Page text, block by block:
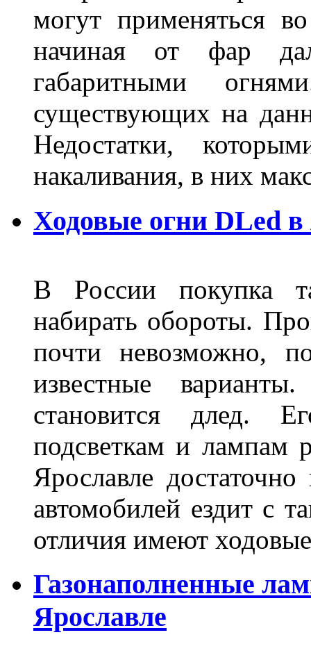
могут применяться
начиная от фар
габаритными
существующих на
Недостатки,
накаливания, в них
Ходовые огни DLed в
В России покупка
набирать обороты.
почти невозможно,
известные
становится длед.
подсветкам и лампам
Ярославле
автомобилей ездит с
отличия имеют
Газонаполненные
Ярославле